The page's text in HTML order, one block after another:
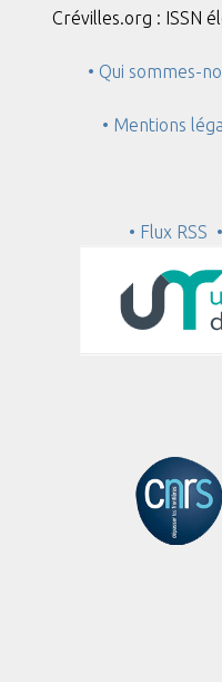
Crévilles.org : ISSN
• Qui sommes-
• Mentions
• Flux RSS